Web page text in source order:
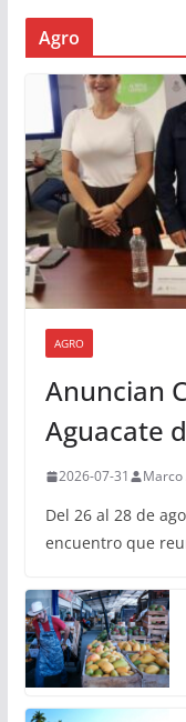
Agro
AGRO
Anuncian
Aguacate
2026-07-31 Marco
Del 26 al 28 de
encuentro que